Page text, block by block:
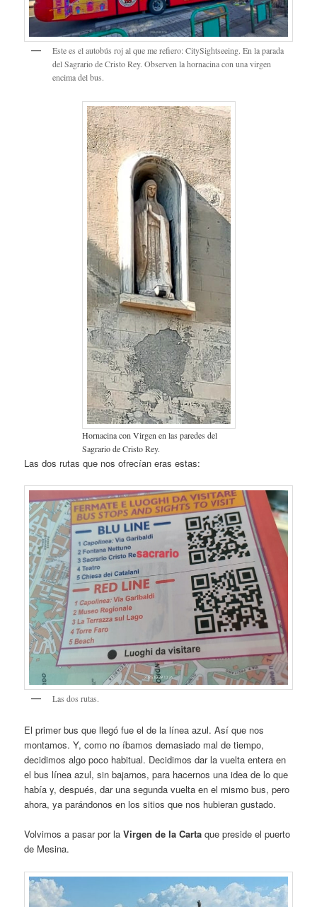
Este es el autobús roj al que me refiero: CitySightseeing. En la parada
del Sagrario de Cristo Rey. Observen la hornacina con una virgen
encima del bus.
Hornacina con Virgen en las paredes del
Sagrario de Cristo Rey.
Las dos rutas que nos ofrecían eras estas:
Las dos rutas.
El primer bus que llegó fue el de la línea azul. Así que nos
montamos. Y, como no íbamos demasiado mal de tiempo,
decidimos algo poco habitual. Decidimos dar la vuelta entera en
el bus línea azul, sin bajarnos, para hacernos una idea de lo que
había y, después, dar una segunda vuelta en el mismo bus, pero
ahora, ya parándonos en los sitios que nos hubieran gustado.
Volvimos a pasar por laVirgen de la Carta que preside el puerto
de Mesina.